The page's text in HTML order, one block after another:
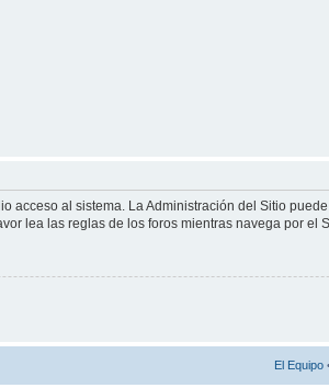
al sistema. La Administración del Sitio
lea las reglas de los foros mientras navega por el
El Equipo